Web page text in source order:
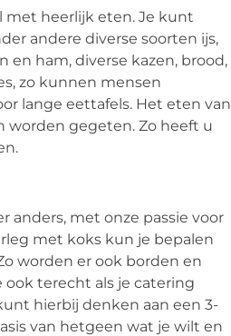
met heerlijk eten. Je kunt
andere diverse soorten ijs,
en ham, diverse kazen, brood,
zo kunnen mensen
lange eettafels. Het eten van
worden gegeten. Zo heeft u
anders, met onze passie voor
met koks kun je bepalen
worden er ook borden en
terecht als je catering
hierbij denken aan een 3-
van hetgeen wat je wilt en